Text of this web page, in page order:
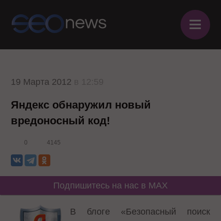
≡
19 Марта 2012
Яндекс обнаружил новый
вредоносный код!
0 4145
Подпишитесь на нас в MAX
В блоге «Безопасный поиск